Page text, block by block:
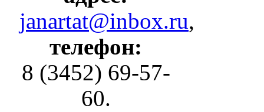
janartat@inbox.ru,
телефон:
8 (3452) 69-57-
60.